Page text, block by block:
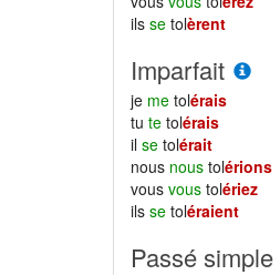
ils se tolèrent
Imparfait
je me tolérais
tu te tolérais
il se tolérait
nous nous tolérions
vous vous tolériez
ils se toléraient
Passé simple